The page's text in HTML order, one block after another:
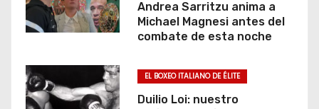
Andrea Sarritzu anima a
Michael Magnesi antes del
combate de esta noche
EL BOXEO ITALIANO DE ÉLITE
Duilio Loi: nuestro